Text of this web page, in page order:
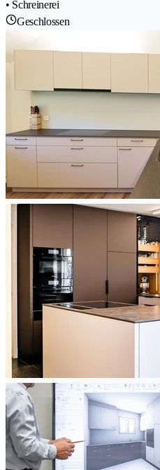
• Schreinerei
Geschlossen